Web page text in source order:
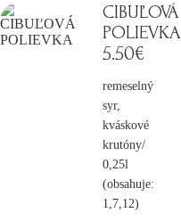
CIBUĽOVÁ
POLIEVKA
5.50€
remeselný
syr,
kváskové
krutóny/
0,25l
(obsahuje:
1,7,12)